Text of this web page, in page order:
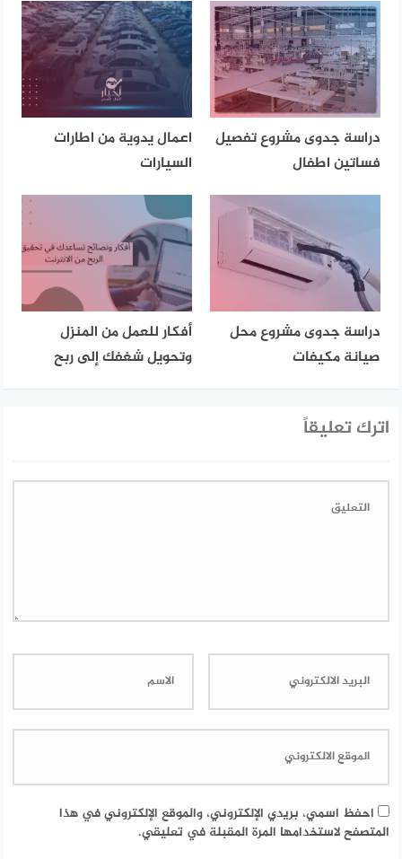
دراسة جدوى مشروع تفصيل
فساتين اطفال
اعمال يدوية من اطارات
السيارات
دراسة جدوى مشروع محل
صيانة مكيفات
أفكار للعمل من المنزل
وتحويل شغفك إلى ربح
اترك تعليقاً
احفظ اسمي، بريدي الإلكتروني، والموقع الإلكتروني في هذا
المتصفح لاستخدامها المرة المقبلة في تعليقي.